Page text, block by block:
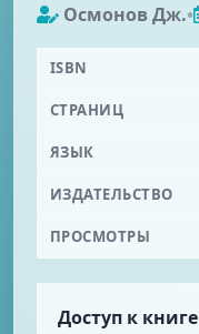
Осмонов Дж.•
ISBN
СТРАНИЦ
ЯЗЫК
ИЗДАТЕЛЬСТВО
ПРОСМОТРЫ
Доступ к книге